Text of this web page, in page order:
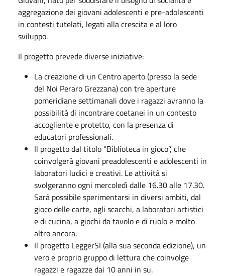
aggregazione dei giovani adolescenti e pre-adolescenti
in contesti tutelati, legati alla crescita e al loro
sviluppo.
Il progetto prevede diverse iniziative:
La creazione di un Centro aperto (presso la sede
del Noi Peraro Grezzana) con tre aperture
pomeridiane settimanali dove i ragazzi avranno la
possibilità di incontrare coetanei in un contesto
accogliente e protetto, con la presenza di
educatori professionali.
Il progetto dal titolo “Biblioteca in gioco’’, che
coinvolgerà giovani preadolescenti e adolescenti in
laboratori ludici e creativi. Le attività si
svolgeranno ogni mercoledì dalle 16.30 alle 17.30.
Sarà possibile sperimentarsi in diversi ambiti, dal
gioco delle carte, agli scacchi, a laboratori artistici
e di cucina, a giochi da tavolo e di ruolo e molto
altro ancora.
Il progetto LeggerSI (alla sua seconda edizione), un
vero e proprio gruppo di lettura che coinvolge
ragazzi e ragazze dai 10 anni in su.